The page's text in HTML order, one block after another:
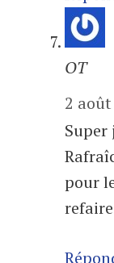
OT
2
Super
pour